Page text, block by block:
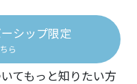
シップ限定
ら
てもっと知りたい方